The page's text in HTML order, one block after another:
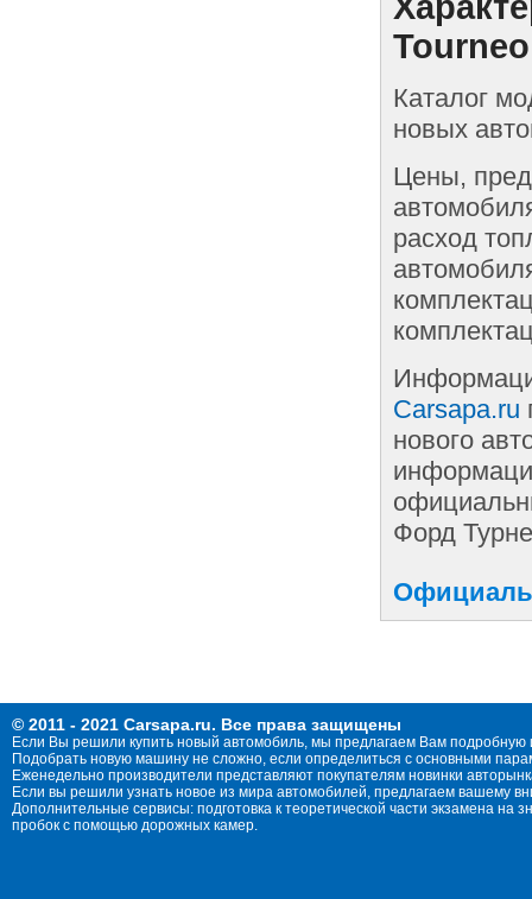
Каталог
новых
Цены,
расход
Carsapa.ru
нового
Форд
© 2011 - 2021 Carsapa.ru. Все права защищены
Если Вы решили купить новый автомобиль, мы предлагаем Вам
Подобрать новую машину не сложно, если определиться с основными
Еженедельно производители представляют покупателям новинки
Если вы решили узнать новое из мира автомобилей, предлагаем вашему
Дополнительные сервисы: подготовка к теоретической части экзамена
пробок с помощью дорожных камер.